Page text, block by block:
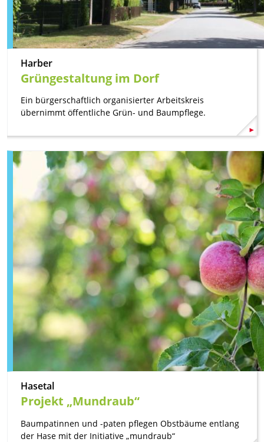
Harber
Grüngestaltung im Dorf
Ein bürgerschaftlich organisierter Arbeitskreis
übernimmt öffentliche Grün- und Baumpflege.
Hasetal
Projekt „Mundraub“
Baumpatinnen und -paten pflegen Obstbäume entlang
der Hase mit der Initiative „mundraub“